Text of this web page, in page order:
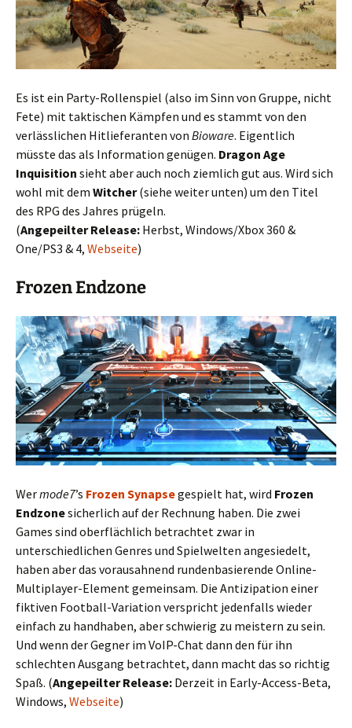
Es ist ein Party-Rollenspiel (also im Sinn von Gruppe, nicht
Fete) mit taktischen Kämpfen und es stammt von den
verlässlichen Hitlieferanten von Bioware. Eigentlich
müsste das als Information genügen. Dragon Age
Inquisition sieht aber auch noch ziemlich gut aus. Wird sich
wohl mit dem Witcher(siehe weiter unten) um den Titel
des RPG des Jahres prügeln.
(Angepeilter Release: Herbst, Windows/Xbox 360 &
One/PS3 & 4, Webseite)
Frozen Endzone
Wermode7’s Frozen Synapsegespielt hat, wird Frozen
Endzonesicherlich auf der Rechnung haben. Die zwei
Games sind oberflächlich betrachtet zwar in
unterschiedlichen Genres und Spielwelten angesiedelt,
haben aber das vorausahnend rundenbasierende Online-
Multiplayer-Element gemeinsam. Die Antizipation einer
fiktiven Football-Variation verspricht jedenfalls wieder
einfach zu handhaben, aber schwierig zu meistern zu sein.
Und wenn der Gegner im VoIP-Chat dann den für ihn
schlechten Ausgang betrachtet, dann macht das so richtig
Spaß. (Angepeilter Release: Derzeit in Early-Access-Beta,
Windows, Webseite)